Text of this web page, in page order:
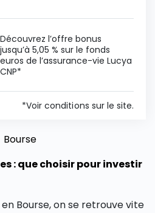
Découvrez l’offre bonus
jusqu’à 5,05 % sur le fonds
euros de l’assurance-vie Lucya
CNP*
*Voir conditions sur le site.
Bourse
: que choisir pour investir
Bourse, on se retrouve vite